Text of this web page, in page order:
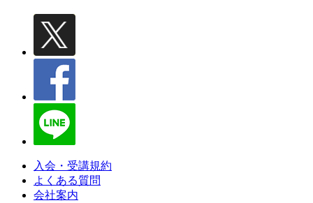
入会・受講規約
よくある質問
会社案内